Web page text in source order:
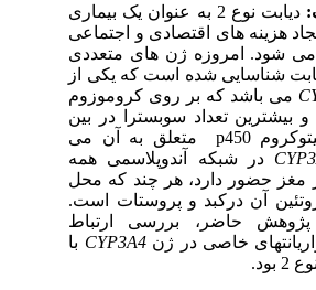
دیابت نوع 2 به عنوان یک بیماری
هزینه های اقتصادی و اجتماعی
می شود.امروزه ژن های متعددی
شناسایی شده است که یکی از
می باشد که بر روی کروموزوم
بیشترین تعداد سوبسترا در بین
p450متعلق به آن می
در شبکه آندوپلاسمی همه
مغز حضور دارد، هر چند که محل
آن درکبد و پروستات است.
حاضر، بررسی ارتباط
خاصی در ژنCYP3A4با